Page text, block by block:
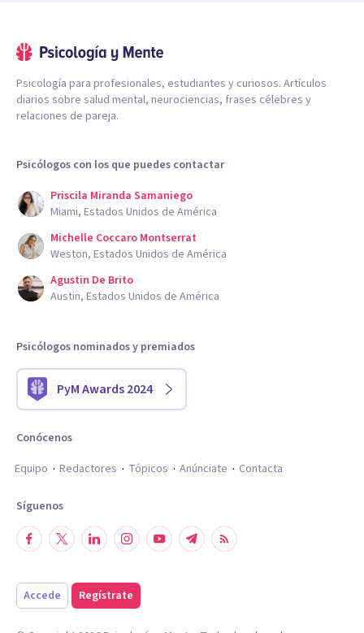
Psicología para profesionales, estudiantes y curiosos. Artículos
diarios sobre salud mental, neurociencias, frases célebres y
relaciones de pareja.
Psicólogos con los que puedes contactar
Priscila Miranda Samaniego
Miami, Estados Unidos de América
Michelle Coccaro Montserrat
Weston, Estados Unidos de América
Agustin De Brito
Austin, Estados Unidos de América
Psicólogos nominados y premiados
PyM Awards 2024
Conócenos
Equipo
Redactores Tópicos Anúnciate Contacta
Síguenos
Accede Regístrate